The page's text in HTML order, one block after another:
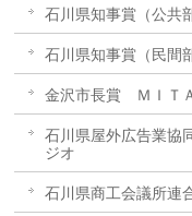
石川県知事賞（公
石川県知事賞（民
金沢市長賞 ＭＩＴ
石川県屋外広告業協
ジオ
石川県商工会議所